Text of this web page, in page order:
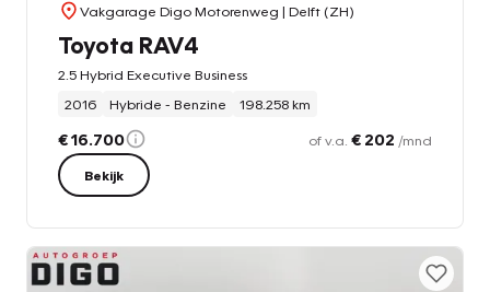
Vakgarage Digo Motorenweg | Delft (ZH)
Toyota RAV4
2.5 Hybrid Executive Business
2016
Hybride - Benzine 198.258 km
€ 16.700 of v.a. € 202 /mnd
Bekijk